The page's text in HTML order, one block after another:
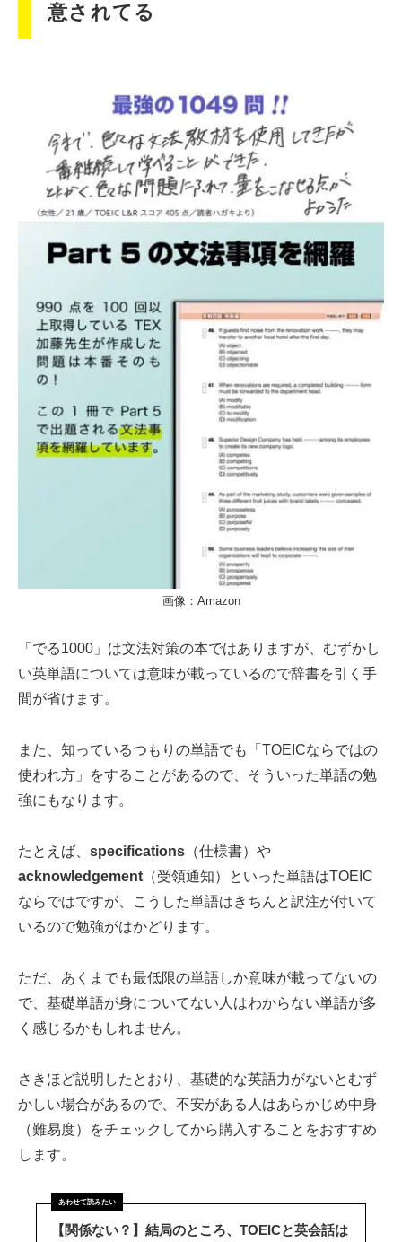
意されてる
画像：Amazon
「でる1000」は文法対策の本ではありますが、むずかし
い英単語については意味が載っているので辞書を引く手
間が省けます。
また、知っているつもりの単語でも「TOEICならではの
使われ方」をすることがあるので、そういった単語の勉
強にもなります。
たとえば、 specifications （仕様書）や
acknowledgement （受領通知）といった単語はTOEIC
ならではですが、こうした単語はきちんと訳注が付いて
いるので勉強がはかどります。
ただ、あくまでも最低限の単語しか意味が載ってないの
で、基礎単語が身についてない人はわからない単語が多
く感じるかもしれません。
さきほど説明したとおり、基礎的な英語力がないとむず
かしい場合があるので、不安がある人はあらかじめ中身
（難易度）をチェックしてから購入することをおすすめ
します。
【関係ない？】結局のところ、TOEICと英会話は